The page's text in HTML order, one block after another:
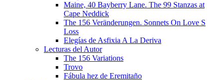
Maine, 40 Bayberry Lane. The 99 Stanzas at
Cape Neddick
The 156 Veränderungen. Sonnets On Love S
Loss
Elegías de Asfixia A La Deriva
Lecturas del Autor
The 156 Variations
Trovo
Fábula hez de Eremitaño